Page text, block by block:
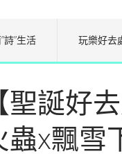
詩”生活 玩樂好去
【聖誕好
蟲x飄雪